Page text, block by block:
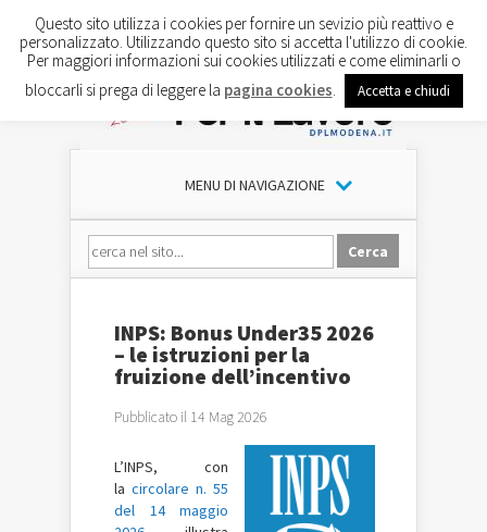
MENU DI NAVIGAZIONE
INPS: Bonus Under35 2026
– le istruzioni per la
fruizione dell’incentivo
Pubblicato il 14 Mag 2026
L’INPS, con
la circolare n. 55
del 14 maggio
Questo sito utilizza i cookies per fornire un sevizio più reattivo e
personalizzato. Utilizzando questo sito si accetta l'utilizzo di cookie.
Per maggiori informazioni sui cookies utilizzati e come eliminarli o
bloccarli si prega di leggere la pagina cookies Accetta e chiudi